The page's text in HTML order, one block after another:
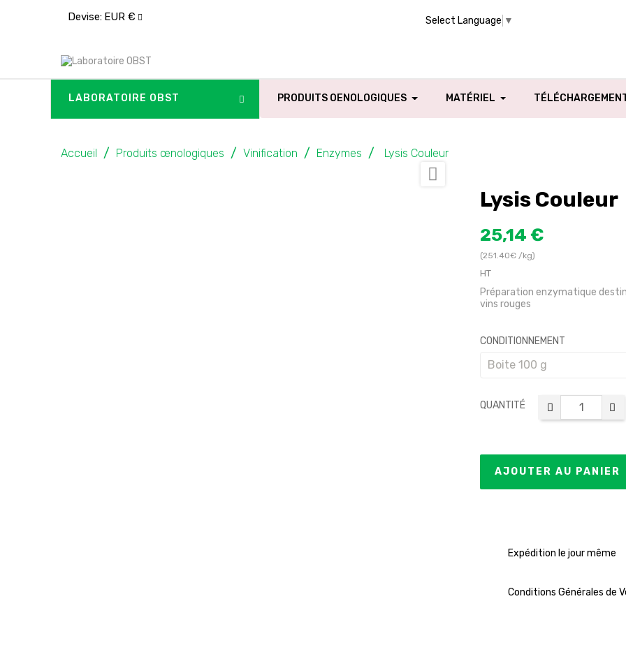
Devise: EUR € Select Language ▼
LABORATOIRE OBST PRODUITS OENOLOGIQUES MATÉRIEL
Accueil Produits œnologiques Vinification Enzymes Lysis Couleur

Lysis Couleur
25,14 €
(251.40€ /kg)
HT
Préparation enzymatique
vins rouges
CONDITIONNEMENT
QUANTITÉ
AJOUTER AU PANIER
Expédition le jour même
Conditions Générales de